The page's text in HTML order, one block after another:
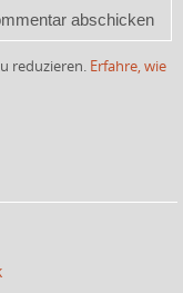
reduzieren. Erfahre, wie